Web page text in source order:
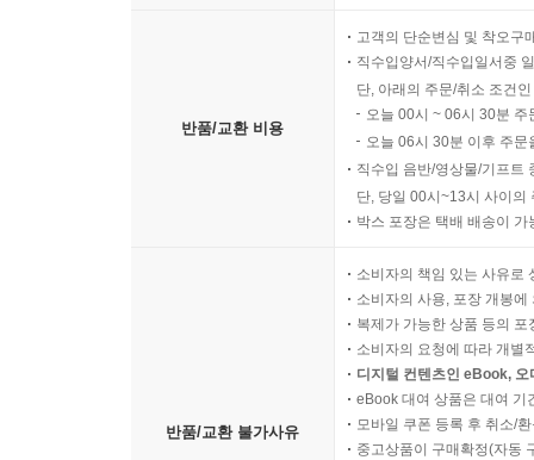
반품/교환 비용
고객의 단순변심 및 착오구
직수입양서/직수입일서중
단, 아래의 주문/취소 조건
오늘 00시 ~ 06시 30분
오늘 06시 30분 이후 주
직수입 음반/영상물/기프트
단, 당일 00시~13시 사이의
박스 포장은 택배 배송이
반품/교환 불가사유
소비자의 책임 있는 사유로
소비자의 사용, 포장 개봉
복제가 가능한 상품 등의
소비자의 요청에 따라 개별
디지털 컨텐츠인 eBook,
eBook 대여 상품은 대여 기
모바일 쿠폰 등록 후 취소/
중고상품이 구매확정(자동